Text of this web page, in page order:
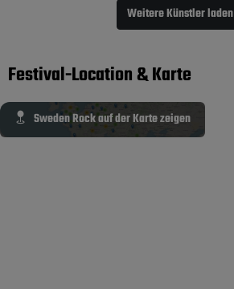
Weitere Künstler laden
Festival-Location & Karte
Sweden Rock auf der Karte zeigen